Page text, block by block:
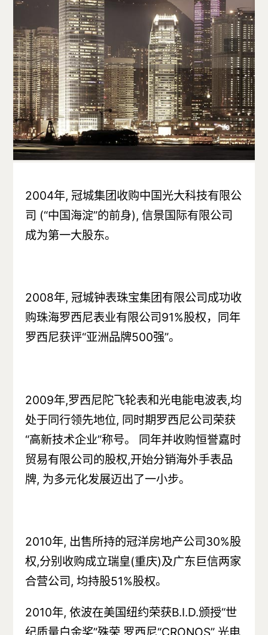
2004年, 冠城集团收购中国光大科技有限公
司 (“中国海淀”的前身), 信景国际有限公司
成为第一大股东。
2008年, 冠城钟表珠宝集团有限公司成功收
购珠海罗西尼表业有限公司91%股权，同年
罗西尼获评“亚洲品牌500强”。
2009年,罗西尼陀飞轮表和光电能电波表,均
处于同行领先地位, 同时期罗西尼公司荣获
“高新技术企业”称号。 同年并收购恒誉嘉时
贸易有限公司的股权,开始分销海外手表品
牌, 为多元化发展迈出了一小步。
2010年, 出售所持的冠洋房地产公司30%股
权,分别收购成立瑞皇(重庆)及广东巨信两家
合营公司, 均持股51%股权。
2010年, 依波在美国纽约荣获B.I.D.颁授“世
纪质量白金奖”殊荣,罗西尼“CRONOS” 光电